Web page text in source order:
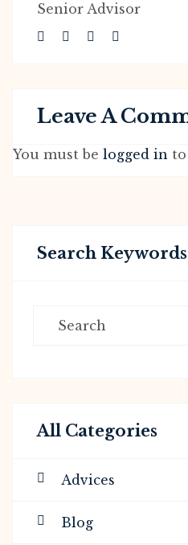
Senior Advisor
Leave A
You must be logged in
Search Keywords
All Categories
Advices
Blog